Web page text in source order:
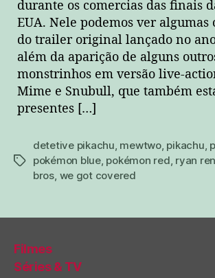
durante os comercias das finais
EUA. Nele podemos ver algumas
do trailer original lançado no
além da aparição de alguns
monstrinhos em versão live-
Mime e Snubull, que também
presentes […]
tags
detetive pikachu, mewtwo, pikachu,
pokémon blue, pokémon red, ryan
bros, we got covered
Filmes
Séries & TV